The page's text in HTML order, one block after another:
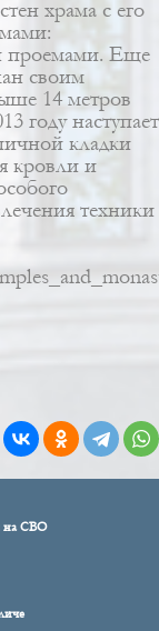
храма с его
проемами. Еще
своим
14 метров
году наступает
кладки
кровли и
техники
на СВО